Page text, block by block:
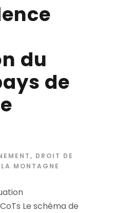
du
de
, DROIT DE
MONTAGNE
Le schéma de